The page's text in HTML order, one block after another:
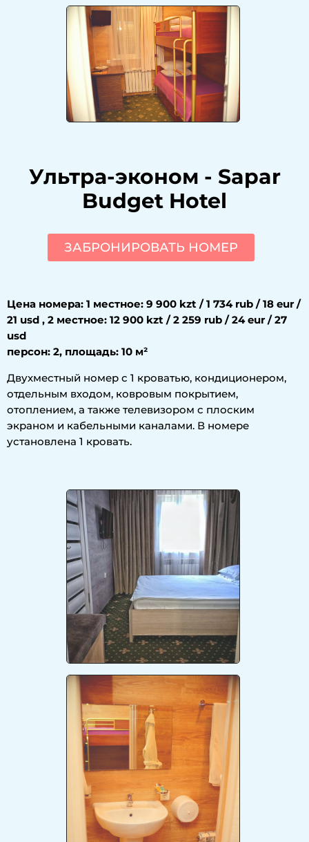
Ультра-эконом - Sapar
Budget Hotel
ЗАБРОНИРОВАТЬ НОМЕР
Цена номера: 1 местное: 9 900 kzt / 1 734 rub / 18 eur /
21 usd , 2 местное: 12 900 kzt / 2 259 rub / 24 eur / 27
usd
персон: 2, площадь: 10 м²
Двухместный номер с 1 кроватью, кондиционером,
отдельным входом, ковровым покрытием,
отоплением, а также телевизором с плоским
экраном и кабельными каналами. В номере
установлена 1 кровать.